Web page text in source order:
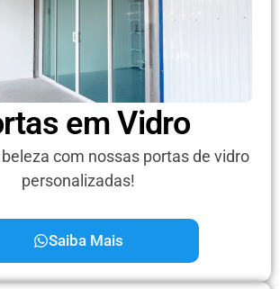
em Vidro
com nossas portas de vidro
personalizadas!
Saiba Mais